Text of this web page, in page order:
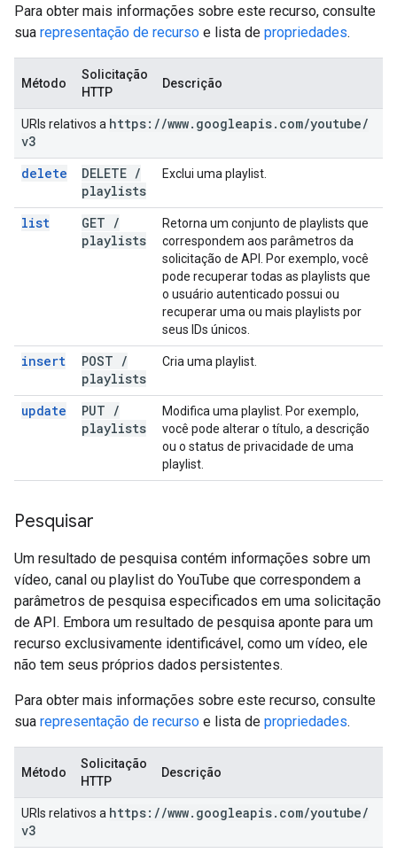
Para obter mais informações sobre este recurso, consulte
sua representação de recurso e lista de propriedades.
Método
Solicitação
HTTP
Descrição
URIs relativos a https: //www. googleapis. com/youtube/
v3
delete
DELETE /
playlists
Exclui uma playlist.
list GET /
playlists
Retorna um conjunto de playlists que
correspondem aos parâmetros da
solicitação de API. Por exemplo, você
pode recuperar todas as playlists que
o usuário autenticado possui ou
recuperar uma ou mais playlists por
seus IDs únicos.
insert POST /
playlists
Cria uma playlist.
update PUT /
playlists
Modifica uma playlist. Por exemplo,
você pode alterar o título, a descrição
ou o status de privacidade de uma
playlist.
Pesquisar
Um resultado de pesquisa contém informações sobre um
vídeo, canal ou playlist do YouTube que correspondem a
parâmetros de pesquisa especificados em uma solicitação
de API. Embora um resultado de pesquisa aponte para um
recurso exclusivamente identificável, como um vídeo, ele
não tem seus próprios dados persistentes.
Para obter mais informações sobre este recurso, consulte
sua representação de recurso e lista de propriedades.
Método
Solicitação
HTTP
Descrição
URIs relativos a https: //www. googleapis. com/youtube/
v3